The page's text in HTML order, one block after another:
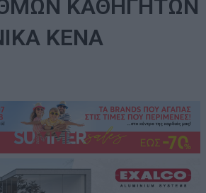
ΚΑΘΗΓΗΤΩΝ
ΚΕΝΑ